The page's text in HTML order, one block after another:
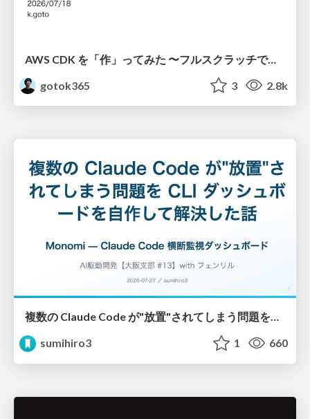
AWS CDK を「作」ってみた 〜フルスクラッチで見えた CDK の裏側〜 / aws-cdk-from-scratch
gotok365
3 2.8k
複数の Claude Code が"放置"されてしまう問題をCLI ダッシュボードを自作して解決した話
sumihiro3
1 660